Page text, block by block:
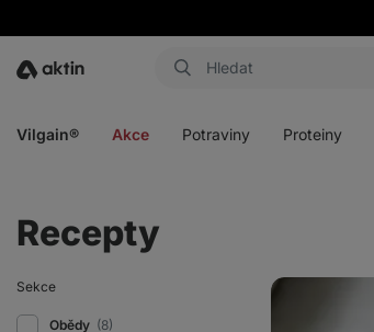
Aktin
Vilgain® Akce Potraviny Proteiny
Recepty
Sekce
Obědy (8)
Nudlový